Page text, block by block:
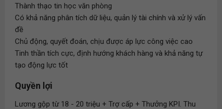
Thành thạo tin học văn phòng
Có khả năng phân tích dữ liệu, quản lý tài chính và xử lý vấn
đề
Chủ động, quyết đoán, chịu được áp lực công việc cao
Tinh thần tích cực, định hướng khách hàng và khả năng tự
tạo động lực tốt
Quyền lợi
Lương gộp từ 18 - 20 triệu + Trợ cấp + Thưởng KPI. Thu